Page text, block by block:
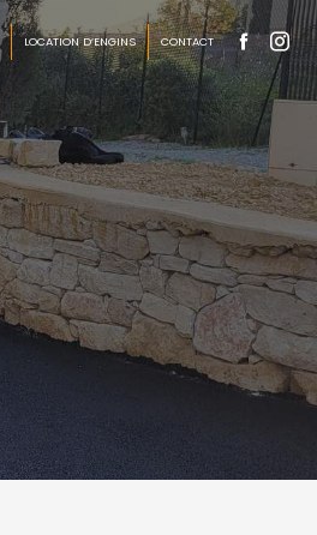
LOCATION D’ENGINS CONTACT